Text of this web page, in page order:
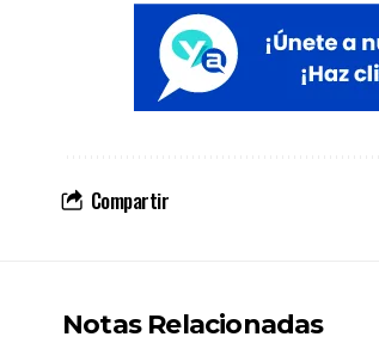
Compartir
Notas Relacionadas